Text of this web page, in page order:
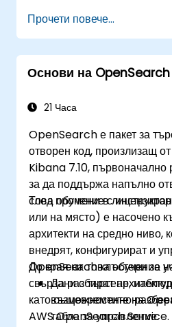
преобразувания и
Elasticsearch.
Да разработват
за извличане на ценна
Да проектират и
разнообразни типове и
визуализация.
Да прилагат най-добри
администриране,
отстраняване на
и Kibana.
Прочети повече...
Основи на OpenSearch
21 Часа
OpenSearch е пакет за
отворен код, произлизащ
Kibana 7.10, първоначално
за да поддържа напълно
след промени в
Това обучение с
или на място) е насочено
архитекти на средно ниво,
внедрят, конфигурират и
OpenSearch клъстери за
свързани с търсене,
като същевременно
AWS OpenSearch Service.
До края на това обучение
Да разбират
възможностите на
табла за управление.